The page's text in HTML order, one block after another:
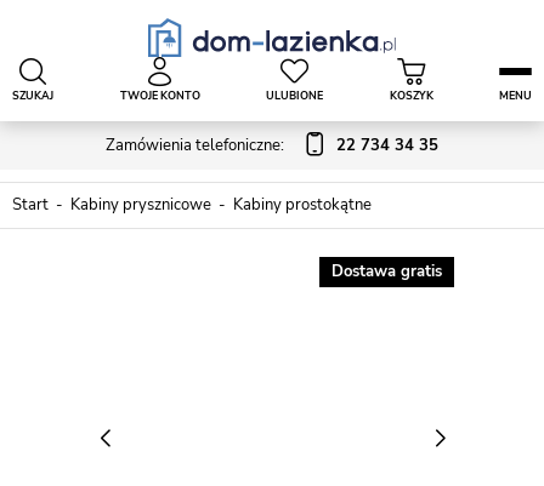
Zamówienia telefoniczne: 22 734 34 35
SZUKAJ TWOJE KONTO ULUBIONE KOSZYK MENU
Start Kabiny prysznicowe Kabiny prostokątne
Dostawa gratis